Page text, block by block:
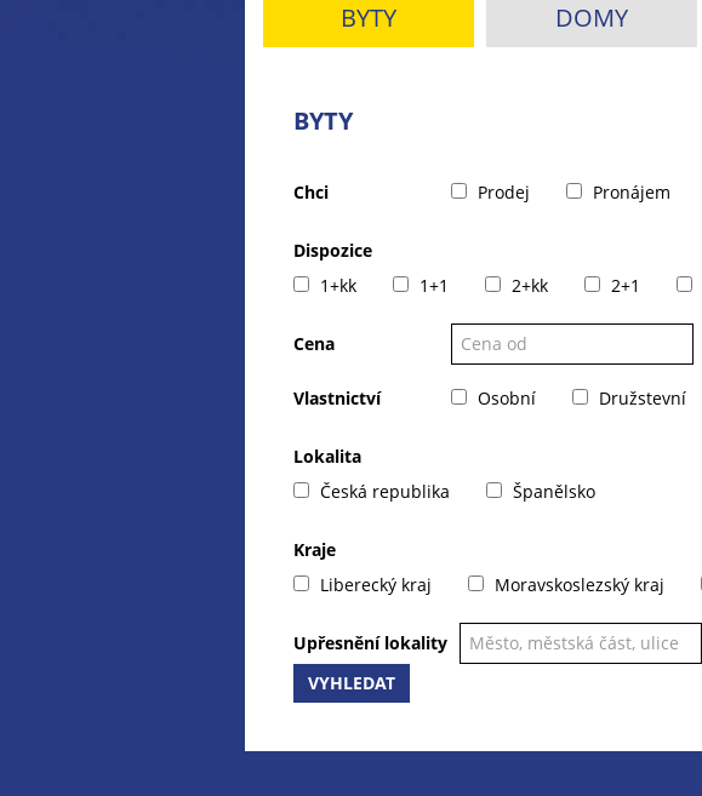
BYTY DOMY
BYTY
Chci Prodej Pronájem
Dispozice
1+kk
1+1 2+kk 2+1
Cena
Vlastnictví Osobní Družstevní
Lokalita
Česká republika
Španělsko
Kraje
Liberecký kraj
Moravskoslezský kraj
Upřesnění lokality
VYHLEDAT